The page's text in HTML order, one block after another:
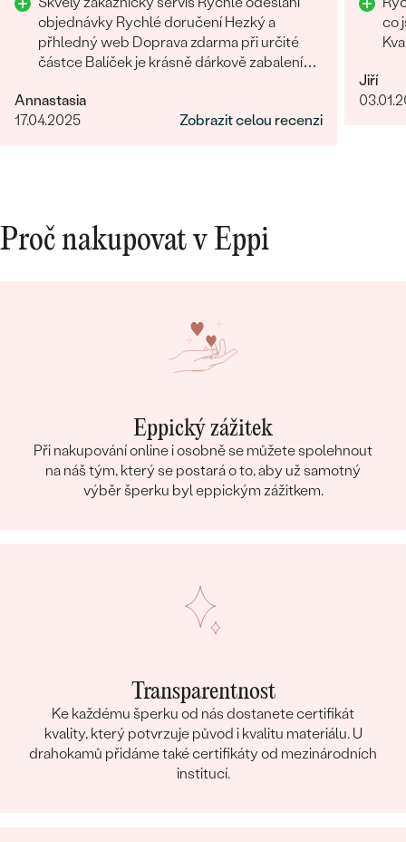
Rozhodně tyto šperky doporučuji
objednávky Rychlé doručení Hezký a
přhledný web Doprava zdarma při určité
částce Balíček je krásně dárkově zabalení
Annastasia
17.04.2025
Zobrazit celou recenzi
co
Jiří
Proč nakupovat v Eppi
Eppický zážitek
Při nakupování online i osobně se můžete spolehnout
na náš tým, který se postará o to, aby už samotný
výběr šperku byl eppickým zážitkem.
Transparentnost
Ke každému šperku od nás dostanete certifikát
kvality, který potvrzuje původ i kvalitu materiálu. U
drahokamů přidáme také certifikáty od mezinárodních
institucí.